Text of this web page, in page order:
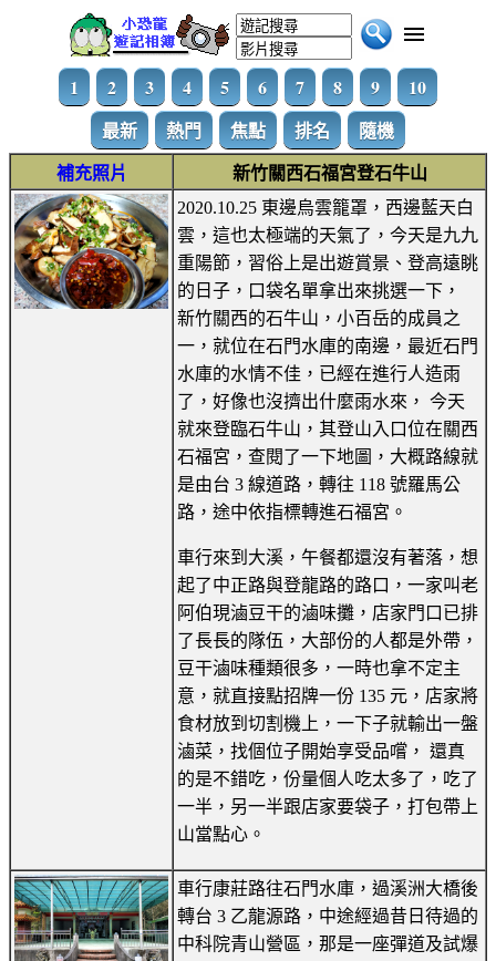
1 2 3 4 5 6 7 8 9
10
最新
熱門 焦點 排名 隨機
補充照片
新竹關西石福宮登石牛山
2020.10.25 東邊烏雲籠罩，西邊藍天白
雲，這也太極端的天氣了，今天是九九
重陽節，習俗上是出遊賞景、登高遠眺
的日子，口袋名單拿出來挑選一下，
新竹關西的石牛山，小百岳的成員之
一，就位在石門水庫的南邊，最近石門
水庫的水情不佳，已經在進行人造雨
了，好像也沒擠出什麼雨水來， 今天
就來登臨石牛山，其登山入口位在關西
石福宮，查閱了一下地圖，大概路線就
是由台 3 線道路，轉往 118 號羅馬公
路，途中依指標轉進石福宮。
車行來到大溪，午餐都還沒有著落，想
起了中正路與登龍路的路口，一家叫老
阿伯現滷豆干的滷味攤，店家門口已排
了長長的隊伍，大部份的人都是外帶，
豆干滷味種類很多，一時也拿不定主
意，就直接點招牌一份 135 元，店家將
食材放到切割機上，一下子就輸出一盤
滷菜，找個位子開始享受品嚐， 還真
的是不錯吃，份量個人吃太多了，吃了
一半，另一半跟店家要袋子，打包帶上
山當點心。
車行康莊路往石門水庫，過溪洲大橋後
轉台 3 乙龍源路，中途經過昔日待過的
中科院青山營區，那是一座彈道及試爆